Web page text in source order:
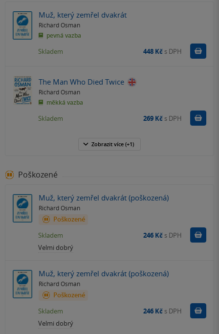
Muž, který zemřel dvakrát
Richard Osman
pevná vazba
Skladem 448 Kč s DPH
The Man Who Died Twice
Richard Osman
měkká vazba
Skladem 269 Kč s DPH
Zobrazit více (+1)
Poškozené
Muž, který zemřel dvakrát (poškozená)
Richard Osman
Poškozené
Velmi dobrý
Skladem 246 Kč s DPH
Muž, který zemřel dvakrát (poškozená)
Richard Osman
Poškozené
Velmi dobrý
Skladem 246 Kč s DPH